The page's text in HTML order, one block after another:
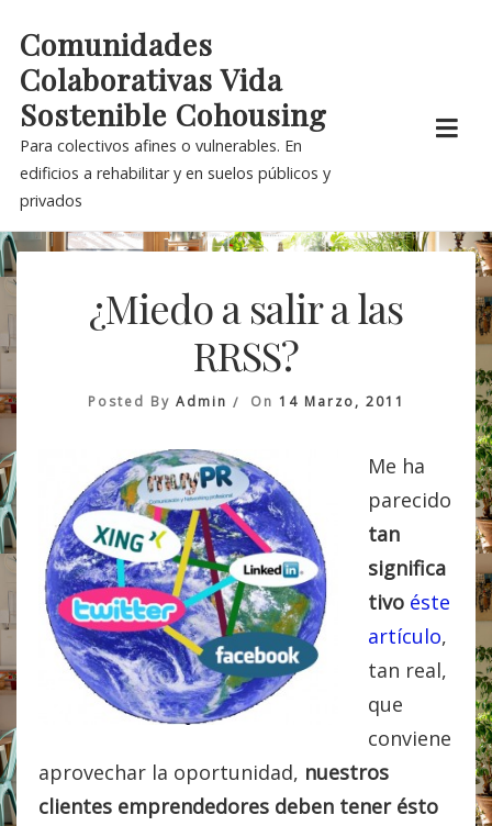
content
Comunidades
Colaborativas Vida
Sostenible Cohousing
Para colectivos afines o vulnerables. En
edificios a rehabilitar y en suelos públicos y
privados
¿Miedo a salir a las
RRSS?
Posted By Admin On 14 Marzo, 2011
Me ha
parecido
tan
significa
tivo éste
artículo,
tan real,
que
conviene
aprovechar la oportunidad, nuestros
clientes emprendedores deben tener ésto